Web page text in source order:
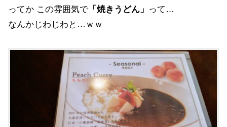
ってか この雰囲気で「焼きうどん」 って…
なんかじわじわと…ｗｗ